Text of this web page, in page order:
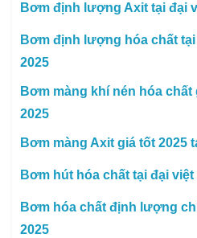
Bơm định lượng Axit tại đại
Bơm định lượng hóa chất
2025
Bơm màng khí nén hóa chất
2025
Bơm màng Axit giá tốt 2025
Bơm hút hóa chất tại đại việt
Bơm hóa chất định lượng
2025